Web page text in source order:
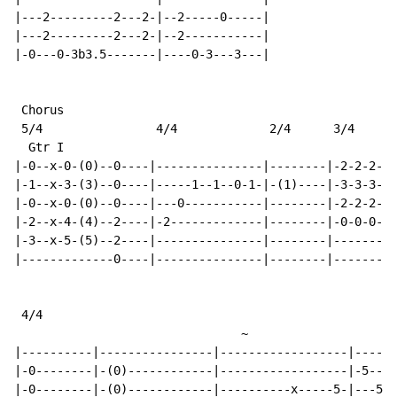
|---2---------2---2-|--2-----0-----|
|---2---------2---2-|--2-----------|
|-0---0-3b3.5-------|----0-3---3---|
Chorus
5/4                4/4             2/4      3/4
  Gtr I
|-0--x-0-(0)--0----|---------------|--------|-2-2-2-
|-1--x-3-(3)--0----|-----1--1--0-1-|-(1)----|-3-3-3-
|-0--x-0-(0)--0----|---0-----------|--------|-2-2-2-
|-2--x-4-(4)--2----|-2-------------|--------|-0-0-0-
|-3--x-5-(5)--2----|---------------|--------
|-------------0----|---------------|--------
4/4
~
|----------|----------------|------------------
|-0--------|-(0)------------|------------------|-
|-0--------|-(0)------------|----------x-----5-|---